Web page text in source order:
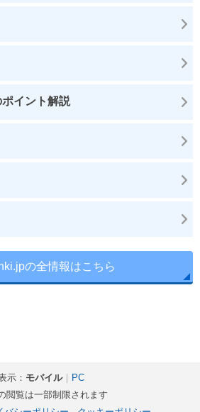
イント解説
の全情報はこちら
示： モバイル｜
PC
閲覧は一部制限されます